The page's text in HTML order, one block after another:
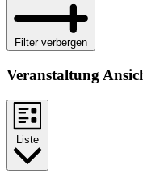
Filter verbergen
Veranstaltung
Liste